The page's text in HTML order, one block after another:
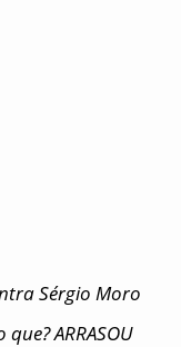
Sérgio Moro
ARRASOU